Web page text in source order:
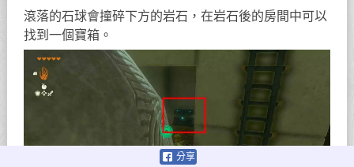
滾落的石球會撞碎下方的岩石，在岩石後的房間中可以
找到一個寶箱。
分享